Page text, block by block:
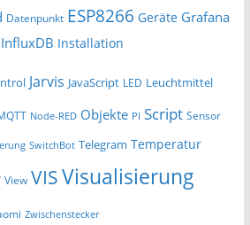
Datenpunkt ESP8266 Geräte Grafana
InfluxDB Installation
Jarvis JavaScript LED Leuchtmittel
Node-RED Objekte PI Script Sensor
SwitchBot Telegram Temperatur
View VISVisualisierung
Zwischenstecker